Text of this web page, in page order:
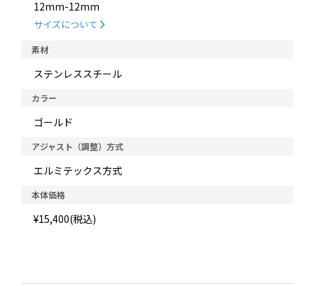
12mm-12mm
サイズについて
素材
ステンレススチール
カラー
ゴールド
アジャスト（調整）方式
エルミテックス方式
本体価格
¥15,400(税込)